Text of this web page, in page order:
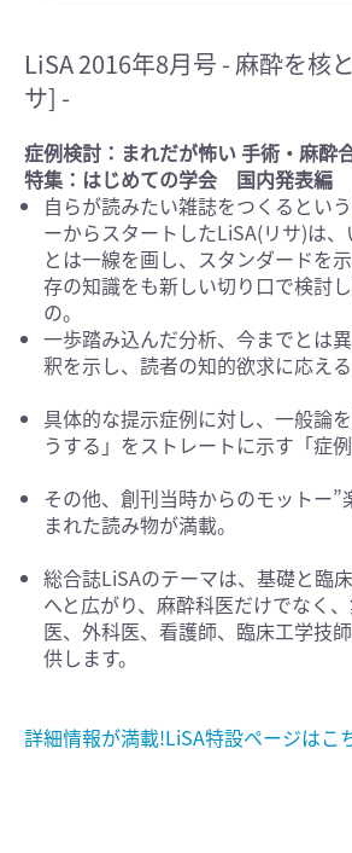
LiSA 2016年8月号 - 麻酔を核
サ] -
症例検討：まれだが怖い 手術・麻酔
特集：はじめての学会 国内発表編
自らが読みたい雑誌をつくるとい
ーからスタートしたLiSA(リサ)は
とは一線を画し、スタンダードを
存の知識をも新しい切り口で検討
の。
一歩踏み込んだ分析、今までとは
釈を示し、読者の知的欲求に応える
具体的な提示症例に対し、一般論
うする」をストレートに示す「症例
その他、創刊当時からのモットー”
まれた読み物が満載。
総合誌LiSAのテーマは、基礎と臨
へと広がり、麻酔科医だけでなく
医、外科医、看護師、臨床工学技
供します。
詳細情報が満載!LiSA特設ページはこ